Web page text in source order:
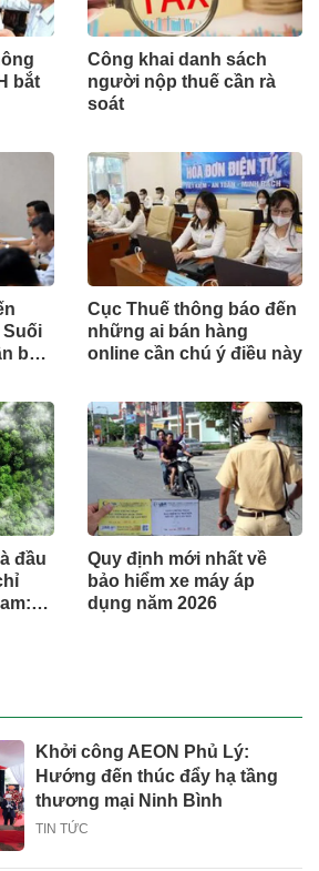
bắt
Công khai danh sách
người nộp thuế cần rà
soát
Suối
bay
bách
Cục Thuế thông báo đến
những ai bán hàng
online cần chú ý điều này
đầu
Quy định mới nhất về
bảo hiểm xe máy áp
dụng năm 2026
Khởi công AEON Phủ Lý:
Hướng đến thúc đẩy hạ tầng
thương mại Ninh Bình
TIN TỨC